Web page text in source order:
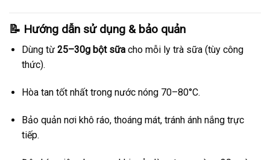
📝 Hướng dẫn sử dụng & bảo quản
Dùng từ 25–30g bột sữacho mỗi ly trà sữa (tùy công
thức).
Hòa tan tốt nhất trong nước nóng 70–80°C.
Bảo quản nơi khô ráo, thoáng mát, tránh ánh nắng trực
tiếp.